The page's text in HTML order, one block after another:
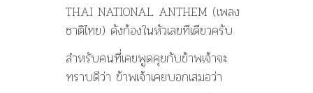
THAI NATIONAL ANTHEM (เพลง
ชาติไทย) ดังก้องในหัวเลยทีเดียวครับ
สำหรับคนที่เคยพูดคุยกับข้าพเจ้าจะ
ทราบดีว่า ข้าพเจ้าเคยบอกเสมอว่า